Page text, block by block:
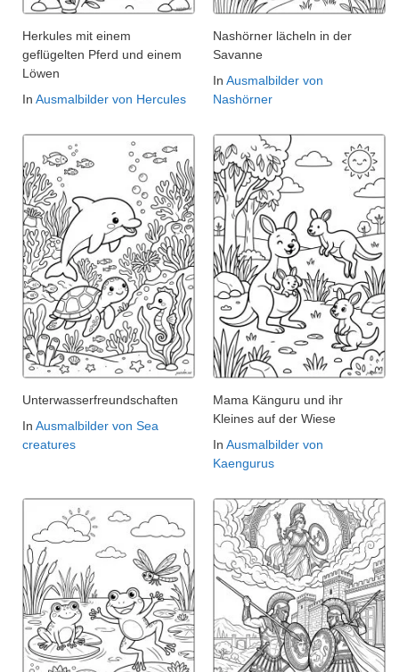
Herkules mit einem
geflügelten Pferd und einem
Löwen
In Ausmalbilder von Hercules
Nashörner lächeln in der
Savanne
In Ausmalbilder von
Nashörner
Unterwasserfreundschaften
In Ausmalbilder von Sea
creatures
Mama Känguru und ihr
Kleines auf der Wiese
In Ausmalbilder von
Kaengurus